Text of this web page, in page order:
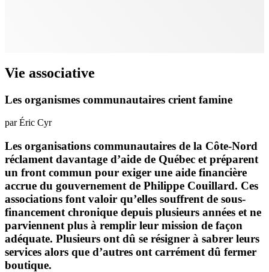
Vie associative
Les organismes communautaires crient famine
par Éric Cyr
Les organisations communautaires de la Côte-Nord
réclament davantage d’aide de Québec et préparent
un front commun pour exiger une aide financière
accrue du gouvernement de Philippe Couillard. Ces
associations font valoir qu’elles souffrent de sous-
financement chronique depuis plusieurs années et ne
parviennent plus à remplir leur mission de façon
adéquate. Plusieurs ont dû se résigner à sabrer leurs
services alors que d’autres ont carrément dû fermer
boutique.